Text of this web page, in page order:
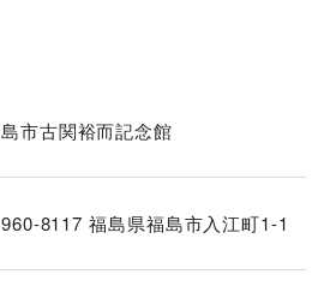
市古関裕而記念館
8117 福島県福島市入江町1-1